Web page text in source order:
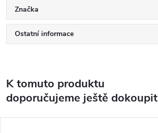
Značka
Ostatní informace
K tomuto produktu
doporučujeme ještě dokoupit